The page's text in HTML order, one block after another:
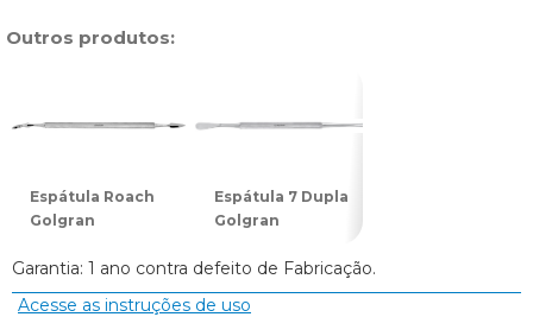
Outros produtos:
Espátula Roach
Golgran
Espátula 7 Dupla
Golgran
Garantia: 1 ano contra defeito de Fabricação.
Acesse as instruções de uso